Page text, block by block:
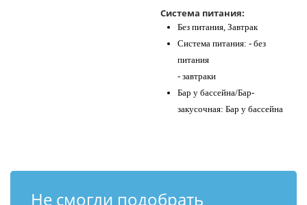
Система питания:
Без питания, Завтрак
Система питания: - без
питания
- завтраки
Бар у бассейна/Бар-
закусочная: Бар у бассейна
Не смогли подобрать